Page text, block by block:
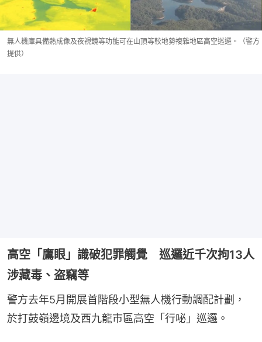
無人機庫具備熱成像及夜視鏡等功能可在山頂等較地勢複雜地區高空巡邏。（警方
提供）
高空「鷹眼」識破犯罪觸覺 巡邏近千次拘13人
涉藏毒、盗竊等
警方去年5月開展首階段小型無人機行動調配計劃，
於打鼓嶺邊境及西九龍市區高空「行咇」巡邏。